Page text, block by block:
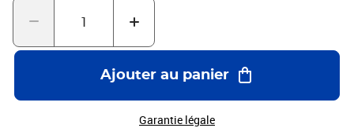
Ajouter au panier
Garantie légale